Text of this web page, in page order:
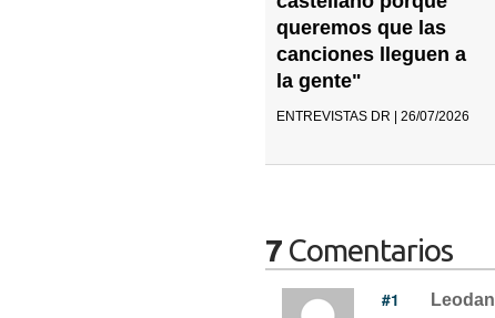
queremos que las
canciones lleguen a
la gente"
ENTREVISTAS DR | 26/07/2026
7 Comentarios
#1 Leodan